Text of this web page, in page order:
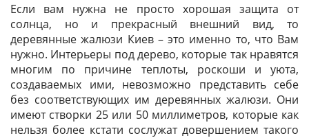
Если вам нужна не просто хорошая защита от
солнца, но и прекрасный внешний вид, то
деревянные жалюзи Киев – это именно то, что Вам
нужно. Интерьеры под дерево, которые так нравятся
многим по причине теплоты, роскоши и уюта,
создаваемых ими, невозможно представить себе
без соответствующих им деревянных жалюзи. Они
имеют створки 25 или 50 миллиметров, которые как
нельзя более кстати сослужат довершением такого